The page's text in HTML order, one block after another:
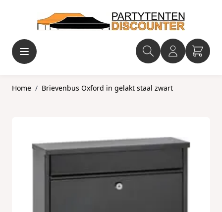
Home / Brievenbus Oxford in gelakt staal zwart